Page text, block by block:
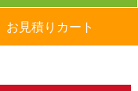
お見積りカート